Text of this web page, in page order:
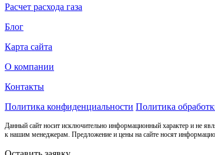
Расчет расхода газа
Блог
Карта сайта
О компании
Контакты
Политика конфиденциальности Политика
Данный сайт носит исключительно информационный характер и не
к нашим менеджерам. Предложение и цены на сайте носят